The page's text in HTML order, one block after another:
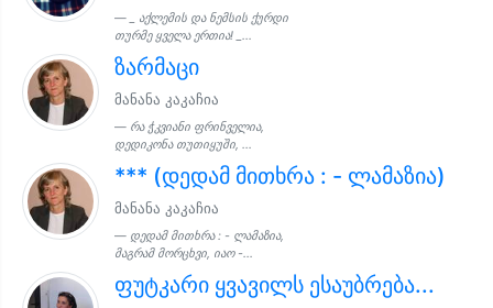
_ აქლემის და ნემსის ქურდი
თურმე ყველა ერთია! _...
ზარმაცი
მანანა კაკაჩია
რა ჭკვიანი ფრინველია,
დედიკონა თუთიყუში, ...
*** (დედამ მითხრა : - ლამაზია)
მანანა კაკაჩია
დედამ მითხრა : - ლამაზია,
მაგრამ მორცხვი, იაო -...
ფუტკარი ყვავილს ესაუბრება...